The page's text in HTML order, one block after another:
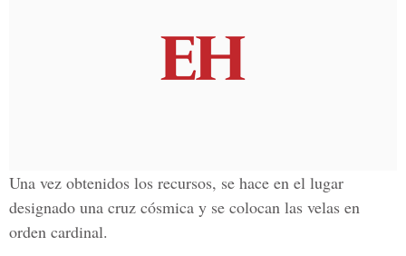
Una vez obtenidos los recursos, se hace en el lugar
designado una cruz cósmica y se colocan las velas en
orden cardinal.